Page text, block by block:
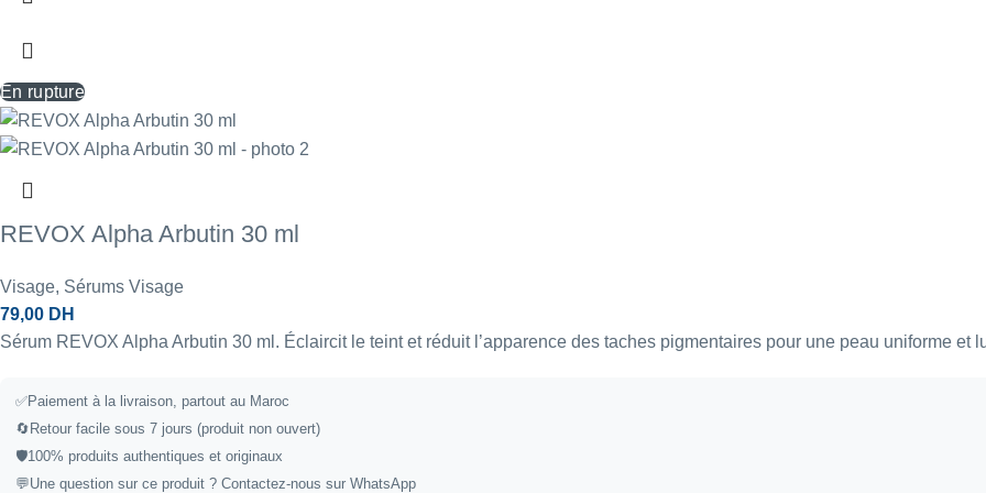
En rupture
REVOX Alpha Arbutin 30 ml
Visage, Sérums Visage
79,00 DH
Sérum REVOX Alpha Arbutin 30 ml. Éclaircit le teint et réduit l’apparence des taches pigmentaires pour une peau uniforme et
✅Paiement à la livraison, partout au Maroc
🔄 Retour facile sous 7 jours (produit non ouvert)
🛡️100% produits authentiques et originaux
💬Une question sur ce produit ? Contactez-nous sur WhatsApp